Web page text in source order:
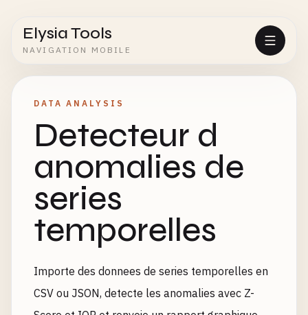
Elysia Tools
NAVIGATION MOBILE
DATA ANALYSIS
Detecteur d
anomalies de
series
temporelles
Importe des donnees de series temporelles en
CSV ou JSON, detecte les anomalies avec Z-